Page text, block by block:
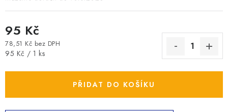
95 Kč
78,51 Kč bez DPH
Měrná cena:
95 Kč / 1 ks
PŘIDAT DO KOŠÍKU